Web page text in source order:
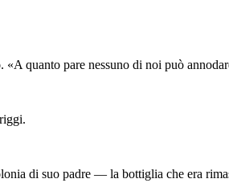
quanto pare nessuno di noi può
di suo padre — la bottiglia che era